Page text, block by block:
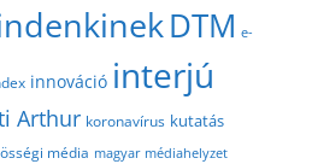
DTM e-
innováció interjú
Arthur koronavírus kutatás
média magyar médiahelyzet